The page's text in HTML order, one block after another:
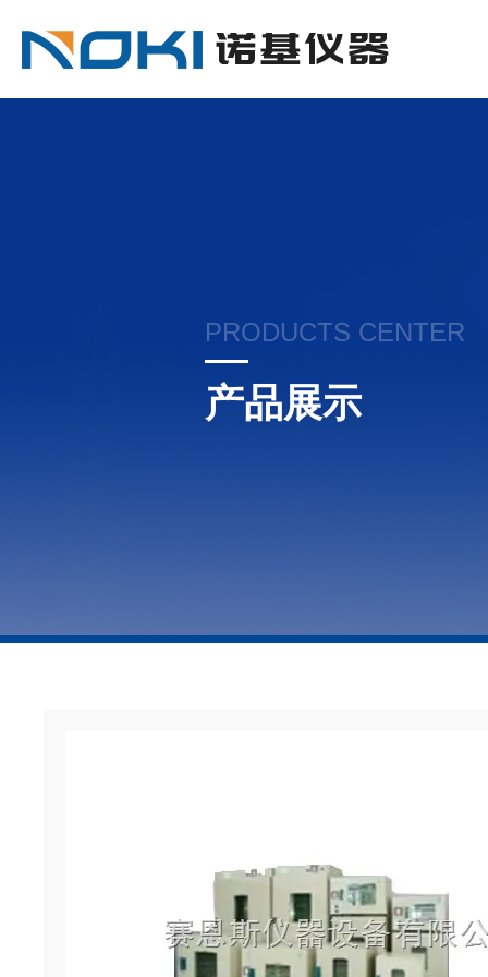
PRODUCTS CENTER
产品展示